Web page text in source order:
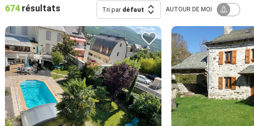
674résultats Tri par défaut AUTOUR DE MOI